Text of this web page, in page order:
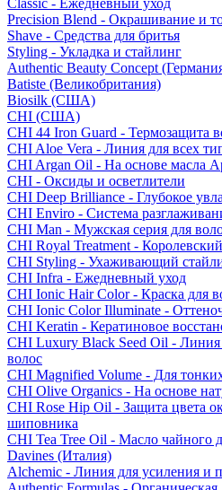
Classic - Ежедневный уход
Precision Blend - Окрашивание и
Shave - Средства для бритья
Styling - Укладка и стайлинг
Authentic Beauty Concept
Batiste (Великобритания)
Biosilk (США)
CHI (США)
CHI 44 Iron Guard - Термозащита
CHI Aloe Vera - Линия для всех
CHI Argan Oil - На основе масла
CHI - Оксиды и осветлители
CHI Deep Brilliance - Глубокое
CHI Enviro - Система
CHI Man - Мужская серия для
CHI Royal Treatment -
CHI Styling - Ухаживающий
CHI Infra - Ежедневный уход
CHI Ionic Hair Color - Краска для
CHI Ionic Color Illuminate -
CHI Keratin - Кератиновое
CHI Luxury Black Seed Oil -
волос
CHI Magnified Volume - Для
CHI Olive Organics - На основе
CHI Rose Hip Oil - Защита цвета
шиповника
CHI Tea Tree Oil - Масло чайного
Davines (Италия)
Alchemic - Линия для усиления и